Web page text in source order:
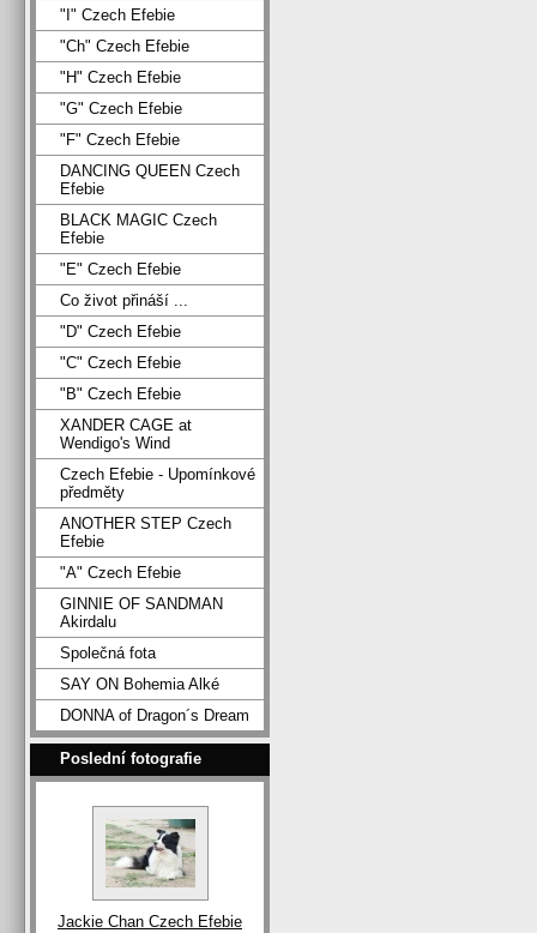
"I" Czech Efebie
"Ch" Czech Efebie
"H" Czech Efebie
"G" Czech Efebie
"F" Czech Efebie
DANCING QUEEN Czech
Efebie
BLACK MAGIC Czech
Efebie
"E" Czech Efebie
Co život přináší ...
"D" Czech Efebie
"C" Czech Efebie
"B" Czech Efebie
XANDER CAGE at
Wendigo's Wind
Czech Efebie - Upomínkové
předměty
ANOTHER STEP Czech
Efebie
"A" Czech Efebie
GINNIE OF SANDMAN
Akirdalu
Společná fota
SAY ON Bohemia Alké
DONNA of Dragon´s Dream
Poslední fotografie
Jackie Chan Czech Efebie